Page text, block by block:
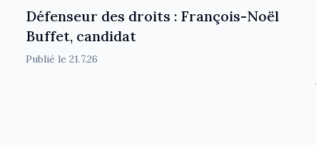
Défenseur des droits : François-Noël
Buffet, candidat
Publié le 21.7.26